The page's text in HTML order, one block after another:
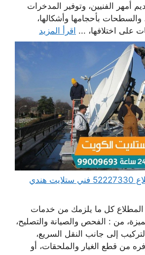
أمهر الفنيين، وتوفير المدخرات
والسطحات بأحجامها وأشكالها،
على اختلافها، ... اقرأ المزيد
فني ستلايت المطلاع 52227330 فني ستلايت هندي
كل ما يلزمك من خدمات
من : الفحص والصيانة والتصليح،
إلى جانب النقل السريع،
من قطع الغيار والملحقات، أو